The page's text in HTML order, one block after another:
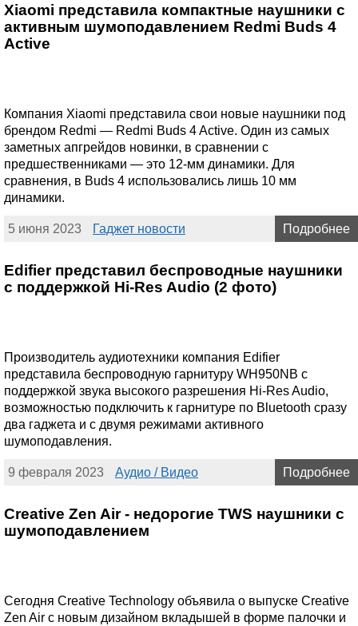
Xiaomi представила компактные наушники с
активным шумоподавлением Redmi Buds 4
Active
Компания Xiaomi представила свои новые наушники под
брендом Redmi — Redmi Buds 4 Active. Один из самых
заметных апгрейдов новинки, в сравнении с
предшественниками — это 12-мм динамики. Для
сравнения, в Buds 4 использовались лишь 10 мм
динамики.
5 июня 2023 Гаджет новости Подробнее
Edifier представил беспроводные наушники
с поддержкой Hi-Res Audio (2 фото)
Производитель аудиотехники компания Edifier
представила беспроводную гарнитуру WH950NB с
поддержкой звука высокого разрешения Hi-Res Audio,
возможностью подключить к гарнитуре по Bluetooth сразу
два гаджета и с двумя режимами активного
шумоподавления.
9 февраля 2023 Аудио / Видео Подробнее
Creative Zen Air - недорогие TWS наушники с
шумоподавлением
Сегодня Creative Technology объявила о выпуске Creative
Zen Air с новым дизайном вкладышей в форме палочки и